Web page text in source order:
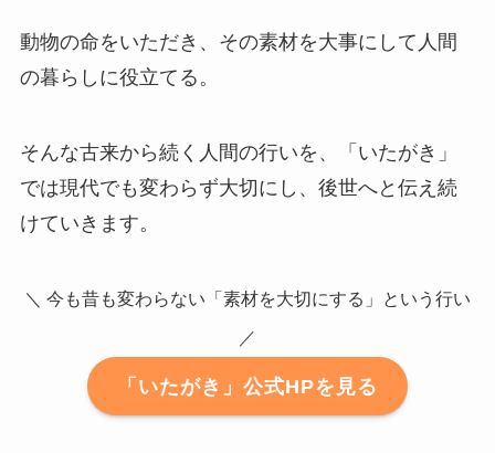
動物の命をいただき、その素材を大事にして人間
の暮らしに役立てる。
そんな古来から続く人間の行いを、「いたがき」
では現代でも変わらず大切にし、後世へと伝え続
けていきます。
＼ 今も昔も変わらない「素材を大切にする」という行い
／
「いたがき」公式HPを見る